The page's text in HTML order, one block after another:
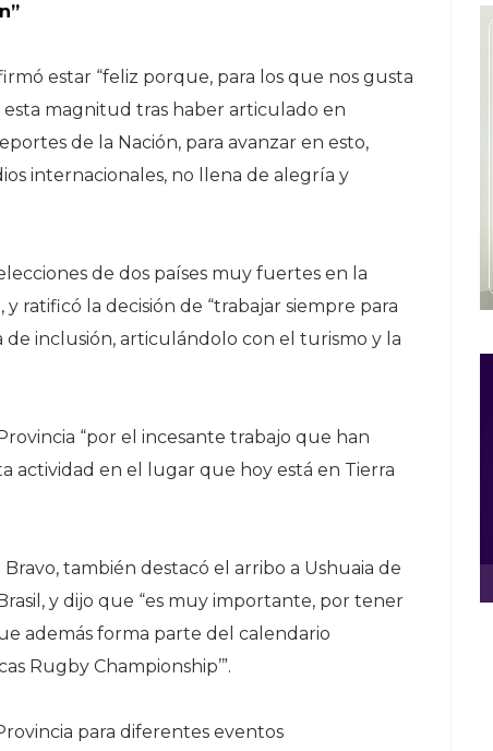
estar “feliz porque, para los que nos gusta
magnitud tras haber articulado en
de la Nación, para avanzar en esto,
internacionales, no llena de alegría y
de dos países muy fuertes en la
ratificó la decisión de “trabajar siempre para
inclusión, articulándolo con el turismo y la
“por el incesante trabajo que han
actividad en el lugar que hoy está en Tierra
también destacó el arribo a Ushuaia de
y dijo que “es muy importante, por tener
además forma parte del calendario
Rugby Championship’”.
para diferentes eventos